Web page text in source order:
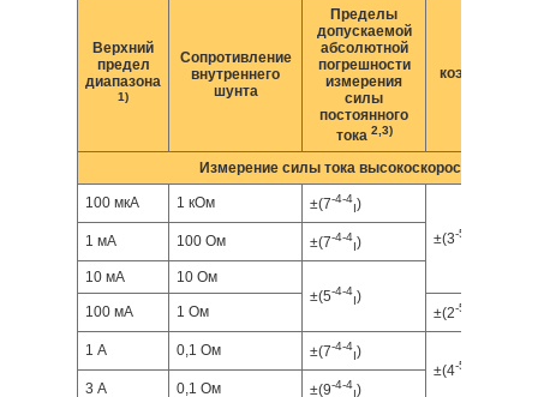
Верхний
предел
диапазона
1)
Сопротивление
внутреннего
шунта
Пределы
допускаемой
абсолютной
погрешности
измерения
силы
постоянного
тока 2,3)
коэффициент
Измерение силы тока высокоскоростным АЦП
100 мкА 1 кОм ±(7-4-4 )
±(3-5
1 мА 100 Ом ±(7-4-4 )
10 мА
10 Ом
±(5-4-4 )
100 мА
1 Ом ±(2-5
1 А 0,1 Ом ±(7-4-4 )
±(4-5
3 А
0,1 Ом ±(9-4-4 )